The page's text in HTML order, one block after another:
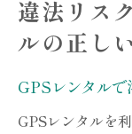
違法リス
ルの正し
GPSレンタルで
GPSレンタルを